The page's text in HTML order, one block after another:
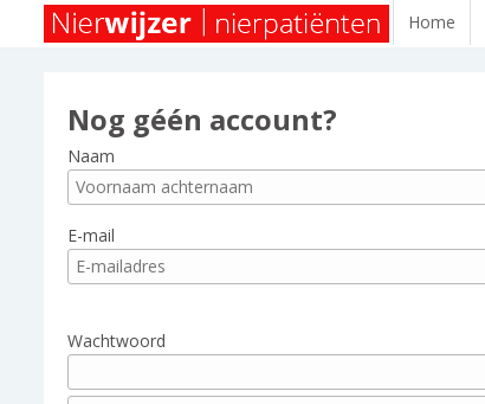
Home
Nog géén account?
Naam
E-mail
Wachtwoord